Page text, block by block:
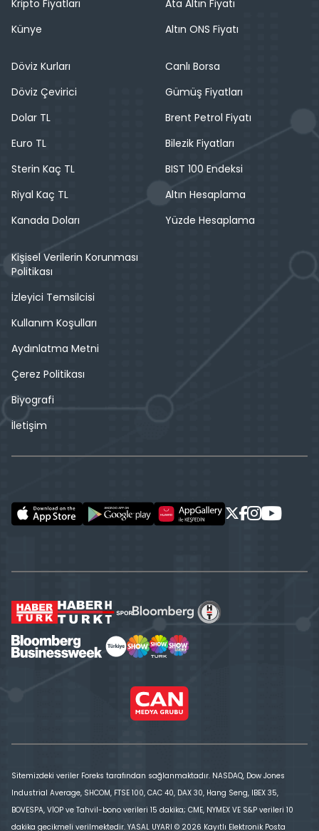
Kripto Fiyatları
Künye
Ata Altın Fiyatı
Altın ONS Fiyatı
Döviz Kurları
Döviz Çevirici
Dolar TL
Euro TL
Sterin Kaç TL
Riyal Kaç TL
Kanada Doları
Canlı Borsa
Gümüş Fiyatları
Brent Petrol Fiyatı
Bilezik Fiyatları
BIST 100 Endeksi
Altın Hesaplama
Yüzde Hesaplama
Kişisel Verilerin Korunması
Politikası
İzleyici Temsilcisi
Kullanım Koşulları
Aydınlatma Metni
Çerez Politikası
Biyografi
İletişim
Sitemizdeki veriler Foreks tarafından sağlanmaktadır. NASDAQ, Dow Jones
Industrial Average, SHCOM, FTSE 100, CAC 40, DAX 30, Hang Seng, IBEX 35,
BOVESPA, VİOP ve Tahvil-bono verileri 15 dakika; CME, NYMEX VE S&P verileri 10
dakika gecikmeli verilmektedir. YASAL UYARI © 2026 Kayıtlı Elektronik Posta